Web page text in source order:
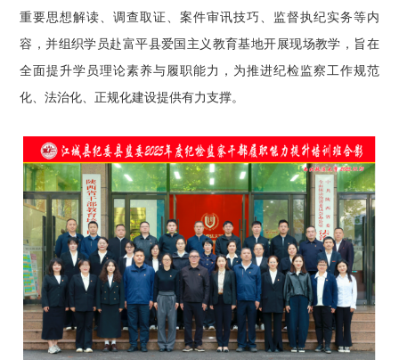
重要思想解读、调查取证、案件审讯技巧、监督执纪实务等内
容，并组织学员赴富平县爱国主义教育基地开展现场教学，旨在
全面提升学员理论素养与履职能力，为推进纪检监察工作规范
化、法治化、正规化建设提供有力支撑。